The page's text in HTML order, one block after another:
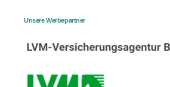
Unsere Werbepartner